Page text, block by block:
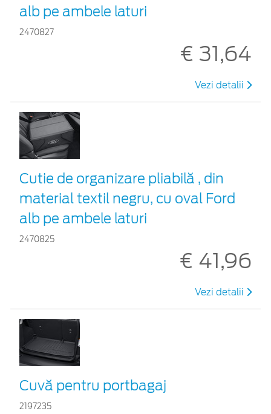
alb pe ambele laturi
2470827
€ 31,64
Vezi detalii
Cutie de organizare pliabilă , din
material textil negru, cu oval Ford
alb pe ambele laturi
2470825
€ 41,96
Vezi detalii
Cuvă pentru portbagaj
2197235